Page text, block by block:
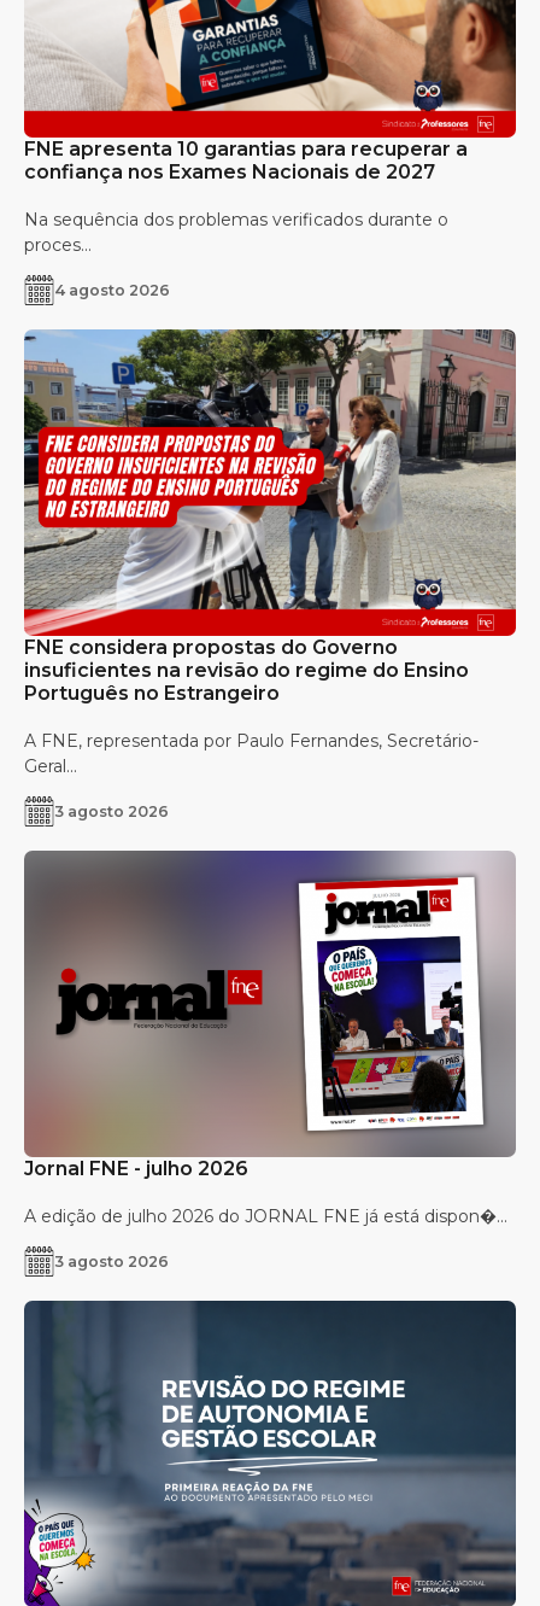
FNE apresenta 10 garantias para recuperar a
confiança nos Exames Nacionais de 2027
Na sequência dos problemas verificados durante o
proces...
4 agosto 2026
FNE considera propostas do Governo
insuficientes na revisão do regime do Ensino
Português no Estrangeiro
A FNE, representada por Paulo Fernandes, Secretário-
Geral...
3 agosto 2026
Jornal FNE - julho 2026
A edição de julho 2026 do JORNAL FNE já está dispon�...
3 agosto 2026